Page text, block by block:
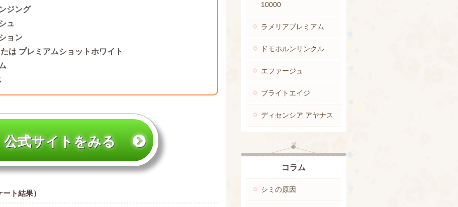
ジング
ュ
ョン
は プレミアムショットホワイト
公式サイトをみる
ト結果）
10000
ラメリアプレミアム
ドモホルンリンクル
エファージュ
ブライトエイジ
ディセンシア アヤナス
コラム
シミの原因